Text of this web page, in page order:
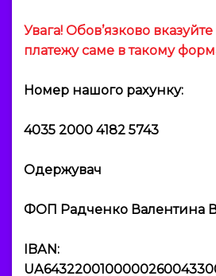
Увага! Обов’язково
платежу саме в такому
Номер нашого рахунку:
4035 2000 4182 5743
Одержувач
ФОП Радченко Валентина
IBAN: